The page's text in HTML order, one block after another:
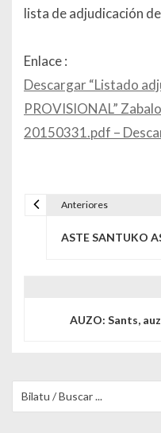
lista de adjudicación
Enlace :
Descargar “Listado
PROVISIONAL”
20150331.pdf –
Anteriores
ASTE SANTUKO
AUZO: Sants,